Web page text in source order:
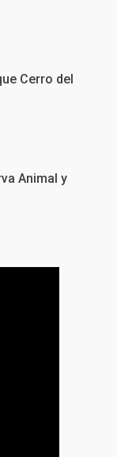
Cerro del
Animal y